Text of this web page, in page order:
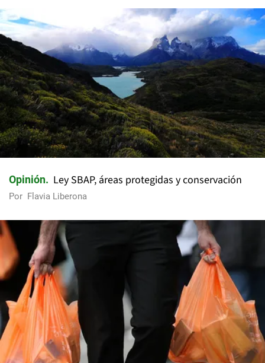
Opinión Ley SBAP, áreas protegidas y conservación
Por Flavia Liberona